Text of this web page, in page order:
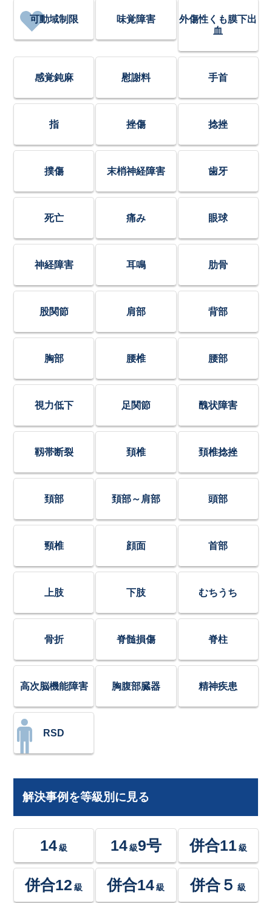
可動域制限 味覚障害
外傷性くも膜下出
血
感覚鈍麻 慰謝料 手首
指 挫傷 捻挫
撲傷 末梢神経障害 歯牙
死亡 痛み 眼球
神経障害 耳鳴 肋骨
股関節 肩部 背部
胸部 腰椎 腰部
視力低下 足関節 醜状障害
靱帯断裂 頚椎 頚椎捻挫
頚部 頚部～肩部 頭部
頸椎 顔面 首部
上肢 下肢 むちうち
骨折 脊髄損傷 脊柱
高次脳機能障害 胸腹部臓器 精神疾患
RSD
解決事例を等級別に見る
14 級 14級9号 併合11 級
併合12 級 併合14 級 併合５ 級